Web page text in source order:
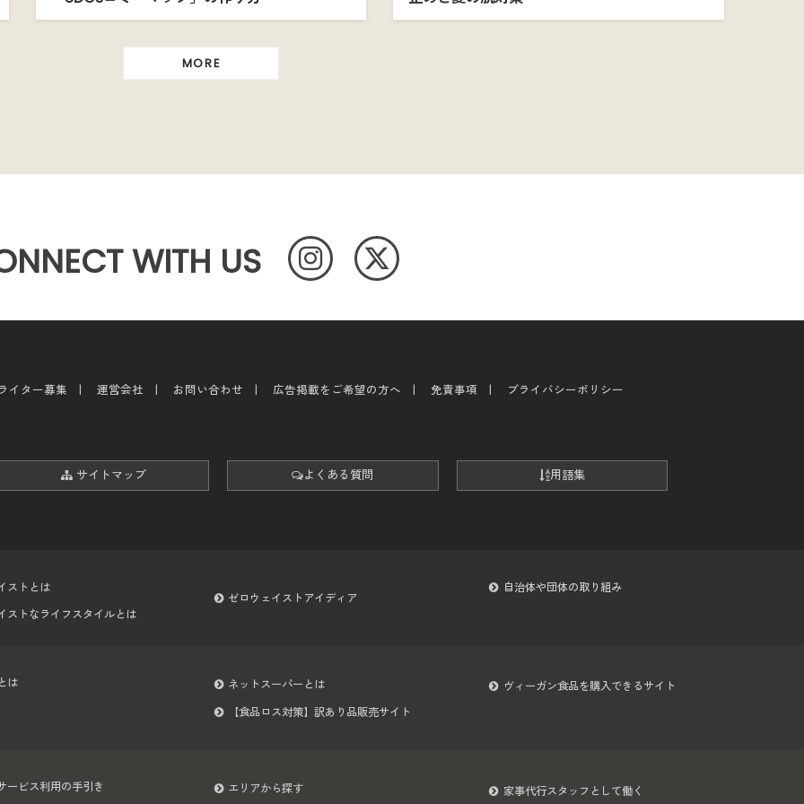
MORE
WITH US
イター募集 運営会社 お問い合わせ 広告掲載をご希望の方へ 免責事項 プライバシーポリシー
サイトマップ よくある質問 用語集
ストとは
ストなライフスタイルとは
ゼロウェイストアイディア
自治体や団体の取り組み
は
ネットスーパーとは
【食品ロス対策】訳あり品販売サイト
ヴィーガン食品を購入できるサイト
ービス利用の手引き エリアから探す 家事代行スタッフとして働く